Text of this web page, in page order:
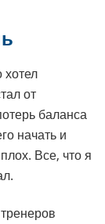
от
баланса
начать и
Все, что я